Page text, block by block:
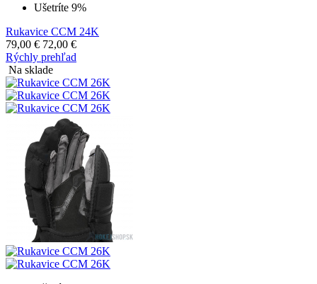
Ušetríte 9%
Rukavice CCM 24K
79,00 € 72,00 €
Rýchly prehľad
Na sklade